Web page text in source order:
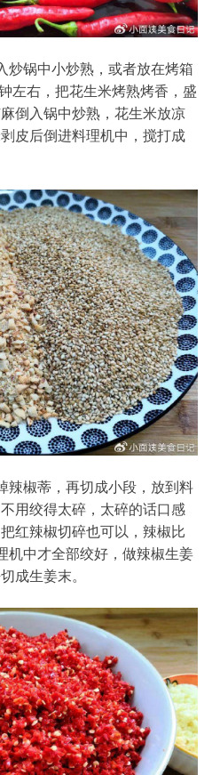
炒锅中小炒熟，或者放在烤箱
左右，把花生米烤熟烤香，盛
倒入锅中炒熟，花生米放凉
皮后倒进料理机中，搅打成
辣椒蒂，再切成小段，放到料
用绞得太碎，太碎的话口感
红辣椒切碎也可以，辣椒比
机中才全部绞好，做辣椒生姜
成生姜末。